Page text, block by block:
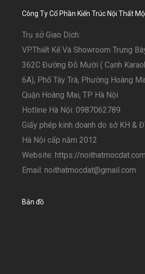
Công Ty Cổ Phần Kiến Trúc Nội Thất
Trụ sở Giao Dịch:
VP.Thiết Kế Và Showroom Trưng
362C Đường Đỗ Mười ( Cạnh
6A), Phố Tây Trà, Phường Hoàng
Quận Hoàng Mai, TP Hà Nội
Hotline Hà Nội: 0987062789
Giấy phép kinh doanh do sở KH &
Hà Nội cấp năm 2012
Website: https://noithatmocdat.com
Email: noithatmocdat@gmail.com
Bản đồ